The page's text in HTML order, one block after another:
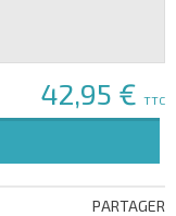
42,95 € TTC
PARTAGER